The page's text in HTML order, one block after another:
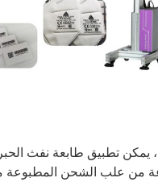
يمكن تطبيق طابعة نفث
من علب الشحن المطبوعة